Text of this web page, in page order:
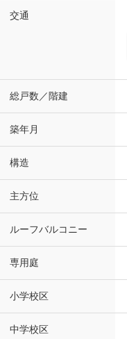
交通
総戸数／階建
築年月
構造
主方位
ルーフバルコニー
専用庭
小学校区
中学校区